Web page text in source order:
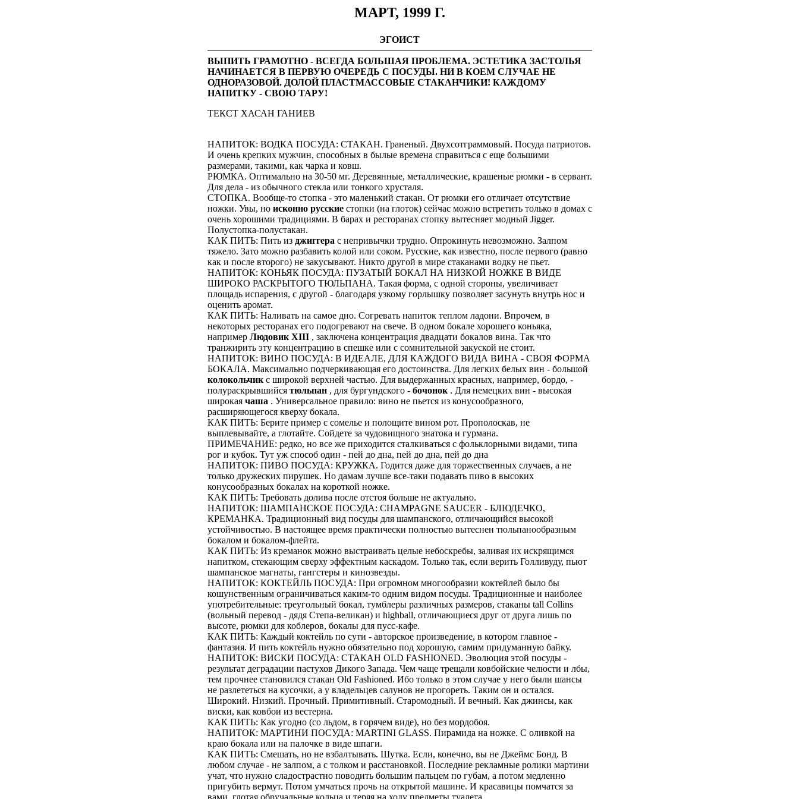
МАРТ, 1999 Г.
ЭГОИСТ
ВЫПИТЬ ГРАМОТНО - ВСЕГДА БОЛЬШАЯ ПРОБЛЕМА. ЭСТЕТИКА ЗАСТОЛЬЯ
НАЧИНАЕТСЯ В ПЕРВУЮ ОЧЕРЕДЬ С ПОСУДЫ. НИ В КОЕМ СЛУЧАЕ НЕ
ОДНОРАЗОВОЙ. ДОЛОЙ ПЛАСТМАССОВЫЕ СТАКАНЧИКИ! КАЖДОМУ
НАПИТКУ - СВОЮ ТАРУ!
ТЕКСТ ХАСАН ГАНИЕВ
НАПИТОК: ВОДКА ПОСУДА: СТАКАН. Граненый. Двухсотграммовый. Посуда патриотов.
И очень крепких мужчин, способных в былые времена справиться с еще большими
размерами, такими, как чарка и ковш.
РЮМКА. Оптимально на 30-50 мг. Деревянные, металлические, крашеные рюмки - в сервант.
Для дела - из обычного стекла или тонкого хрусталя.
СТОПКА. Вообще-то стопка - это маленький стакан. От рюмки его отличает отсутствие
ножки. Увы, но исконно русские стопки (на глоток) сейчас можно встретить только в домах с
очень хорошими традициями. В барах и ресторанах стопку вытесняет модный Jigger.
Полустопка-полустакан.
КАК ПИТЬ: Пить из джиггера с непривычки трудно. Опрокинуть невозможно. Залпом
тяжело. Зато можно разбавить колой или соком. Русские, как известно, после первого (равно
как и после второго) не закусывают. Никто другой в мире стаканами водку не пьет.
НАПИТОК: КОНЬЯК ПОСУДА: ПУЗАТЫЙ БОКАЛ НА НИЗКОЙ НОЖКЕ В ВИДЕ
ШИРОКО РАСКРЫТОГО ТЮЛЬПАНА. Такая форма, с одной стороны, увеличивает
площадь испарения, с другой - благодаря узкому горлышку позволяет засунуть внутрь нос и
оценить аромат.
КАК ПИТЬ: Наливать на самое дно. Согревать напиток теплом ладони. Впрочем, в
некоторых ресторанах его подогревают на свече. В одном бокале хорошего коньяка,
например Людовик XIII , заключена концентрация двадцати бокалов вина. Так что
транжирить эту концентрацию в спешке или с сомнительной закуской не стоит.
НАПИТОК: ВИНО ПОСУДА: В ИДЕАЛЕ, ДЛЯ КАЖДОГО ВИДА ВИНА - СВОЯ ФОРМА
БОКАЛА. Максимально подчеркивающая его достоинства. Для легких белых вин - большой
колокольчик с широкой верхней частью. Для выдержанных красных, например, бордо, -
полураскрывшийся тюльпан , для бургундского - бочонок . Для немецких вин - высокая
широкая чаша . Универсальное правило: вино не пьется из конусообразного,
расширяющегося кверху бокала.
КАК ПИТЬ: Берите пример с сомелье и полощите вином рот. Прополоскав, не
выплевывайте, а глотайте. Сойдете за чудовищного знатока и гурмана.
ПРИМЕЧАНИЕ: редко, но все же приходится сталкиваться с фольклорными видами, типа
рог и кубок. Тут уж способ один - пей до дна, пей до дна, пей до дна
НАПИТОК: ПИВО ПОСУДА: КРУЖКА. Годится даже для торжественных случаев, а не
только дружеских пирушек. Но дамам лучше все-таки подавать пиво в высоких
конусообразных бокалах на короткой ножке.
КАК ПИТЬ: Требовать долива после отстоя больше не актуально.
НАПИТОК: ШАМПАНСКОЕ ПОСУДА: CHAMPAGNE SAUCER - БЛЮДЕЧКО,
КРЕМАНКА. Традиционный вид посуды для шампанского, отличающийся высокой
устойчивостью. В настоящее время практически полностью вытеснен тюльпанообразным
бокалом и бокалом-флейта.
КАК ПИТЬ: Из креманок можно выстраивать целые небоскребы, заливая их искрящимся
напитком, стекающим сверху эффектным каскадом. Только так, если верить Голливуду, пьют
шампанское магнаты, гангстеры и кинозвезды.
НАПИТОК: КОКТЕЙЛЬ ПОСУДА: При огромном многообразии коктейлей было бы
кошунственным ограничиваться каким-то одним видом посуды. Традиционные и наиболее
употребительные: треугольный бокал, тумблеры различных размеров, стаканы tall Collins
(вольный перевод - дядя Степа-великан) и highball, отличающиеся друг от друга лишь по
высоте, рюмки для коблеров, бокалы для пусс-кафе.
КАК ПИТЬ: Каждый коктейль по сути - авторское произведение, в котором главное -
фантазия. И пить коктейль нужно обязательно под хорошую, самим придуманную байку.
НАПИТОК: ВИСКИ ПОСУДА: СТАКАН OLD FASHIONED. Эволюция этой посуды -
результат деградации пастухов Дикого Запада. Чем чаще трещали ковбойские челюсти и лбы,
тем прочнее становился стакан Old Fashioned. Ибо только в этом случае у него были шансы
не разлететься на кусочки, а у владельцев салунов не прогореть. Таким он и остался.
Широкий. Низкий. Прочный. Примитивный. Старомодный. И вечный. Как джинсы, как
виски, как ковбои из вестерна.
КАК ПИТЬ: Как угодно (со льдом, в горячем виде), но без мордобоя.
НАПИТОК: МАРТИНИ ПОСУДА: MARTINI GLASS. Пирамида на ножке. С оливкой на
краю бокала или на палочке в виде шпаги.
КАК ПИТЬ: Смешать, но не взбалтывать. Шутка. Если, конечно, вы не Джеймс Бонд. В
любом случае - не залпом, а с толком и расстановкой. Последние рекламные ролики мартини
учат, что нужно сладострастно поводить большим пальцем по губам, а потом медленно
пригубить вермут. Потом умчаться прочь на открытой машине. И красавицы помчатся за
вами, глотая обручальные кольца и теряя на ходу предметы туалета